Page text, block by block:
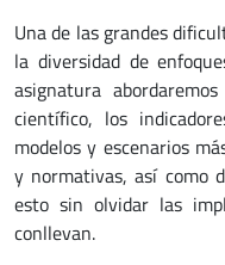
Una de las grandes
la diversidad de
asignatura
científico, los
modelos y escenarios
y normativas, así como
esto sin olvidar las
conllevan.